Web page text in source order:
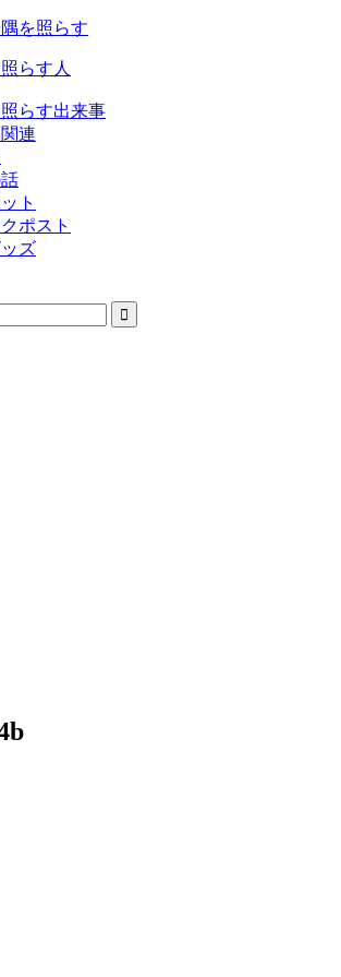
を照らす
らす人
らす出来事
連
ト
ポスト
ズ